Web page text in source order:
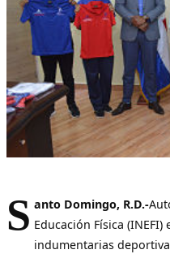
S anto Domingo, R.D.-
Educación Física
indumentarias